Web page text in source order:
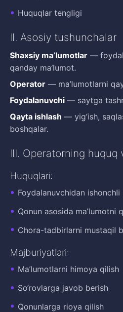
Huquqlar tengligi
II. Asosiy tushunchalar
Shaxsiy ma’lumotlar —
qanday ma’lumot.
Operator — ma’lumotlarni
Foydalanuvchi — saytga
Qayta ishlash — yig‘ish,
boshqalar.
III. Operatorning
Huquqlari:
Foydalanuvchidan ishonchli
Qonun asosida ma’lumotni
Chora-tadbirlarni mustaqil
Majburiyatlari:
Ma’lumotlarni himoya qilish
So‘rovlarga javob berish
Qonunlarga rioya qilish